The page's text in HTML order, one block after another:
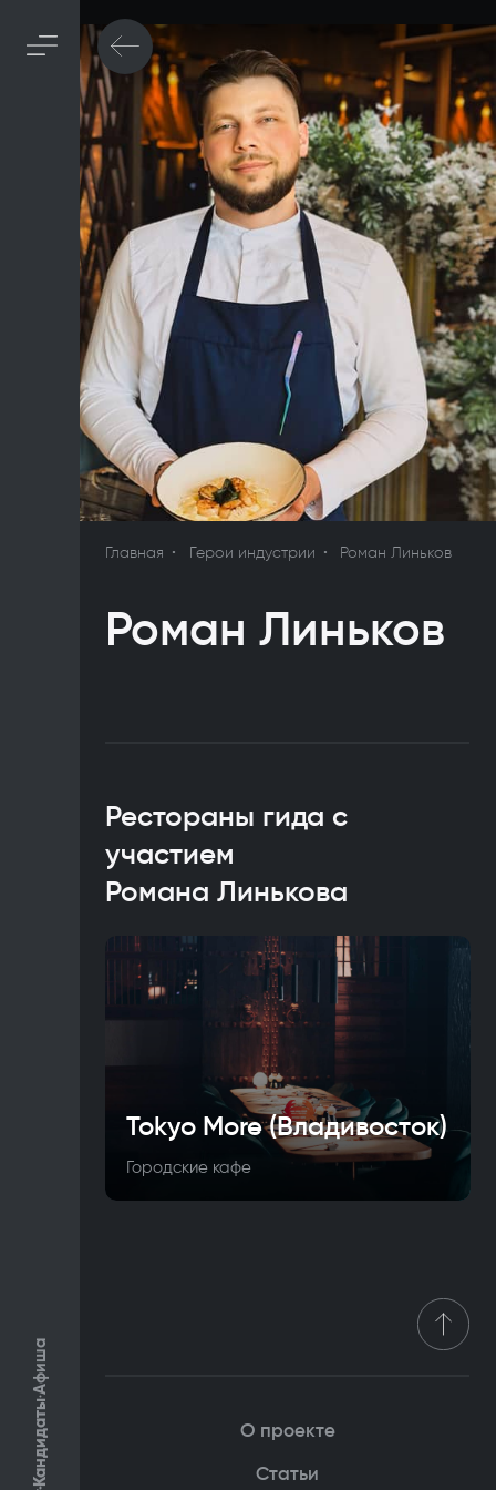
Кандидаты
Афиша
Главная Герои индустрии Роман Линьков
Роман Линьков
Рестораны гида с
участием
Романа Линькова
Tokyo More (Владивосток)
Городские кафе
О проекте
Статьи